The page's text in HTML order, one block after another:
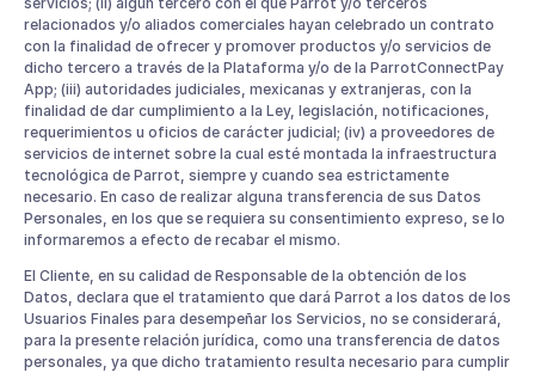
relacionados y/o aliados comerciales hayan celebrado un contrato
con la finalidad de ofrecer y promover productos y/o servicios de
dicho tercero a través de la Plataforma y/o de la ParrotConnectPay
App; (iii) autoridades judiciales, mexicanas y extranjeras, con la
finalidad de dar cumplimiento a la Ley, legislación, notificaciones,
requerimientos u oficios de carácter judicial; (iv) a proveedores de
servicios de internet sobre la cual esté montada la infraestructura
tecnológica de Parrot, siempre y cuando sea estrictamente
necesario. En caso de realizar alguna transferencia de sus Datos
Personales, en los que se requiera su consentimiento expreso, se lo
informaremos a efecto de recabar el mismo.
El Cliente, en su calidad de Responsable de la obtención de los
Datos, declara que el tratamiento que dará Parrot a los datos de los
Usuarios Finales para desempeñar los Servicios, no se considerará,
para la presente relación jurídica, como una transferencia de datos
personales, ya que dicho tratamiento resulta necesario para cumplir